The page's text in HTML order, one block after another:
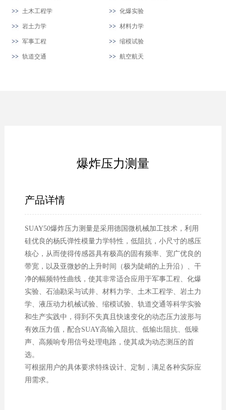
土木工程学 化爆实验
岩土力学 材料力学
军事工程 缩模试验
轨道交通 航空航天
爆炸压力测量
产品详情
SUAY50爆炸压力测量是采用德国微机械加工技术，利用
硅优良的杨氏弹性模量力学特性，低阻抗，小尺寸的感压
核心，从而使得传感器具有极高的固有频率、宽广优良的
带宽，以及亚微妙的上升时间（极为陡峭的上升沿）、干
净的幅频特性曲线，使其非常适合应用于军事工程、化爆
实验、石油勘采与试井、材料力学、土木工程学、岩土力
学、液压动力机械试验、缩模试验、轨道交通等科学实验
和生产实践中，得到不失真且快速变化的动态压力波形与
有效压力值，配合SUAY高输入阻抗、低输出阻抗、低噪
声、高频响专用信号处理电路，使其成为动态测压的首
选。
可根据用户的具体要求特殊设计、定制，满足各种实际应
用需求。